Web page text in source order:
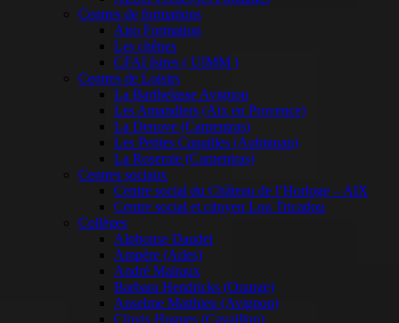
Centres de formations
Airo Formation
Les chênes
CFAI Istres ( UIMM )
Centres de Loisirs
La Barthelasse Avignon
Les Amandiers (Aix en Provence)
La Denove (Carpentras)
Les Petites Canailles (Aubignan)
La Roseraie (Carpentras)
Centres sociaux
Centre social du Château de l’Horloge – AIX
Centre social et citoyen Lou Tricadou
Collèges
Alphonse Daudet
Ampère (Arles)
André Malraux
Barbara Hendricks (Orange)
Anselme Matthieu (Avignon)
Clovis Hugues (Cavaillon)